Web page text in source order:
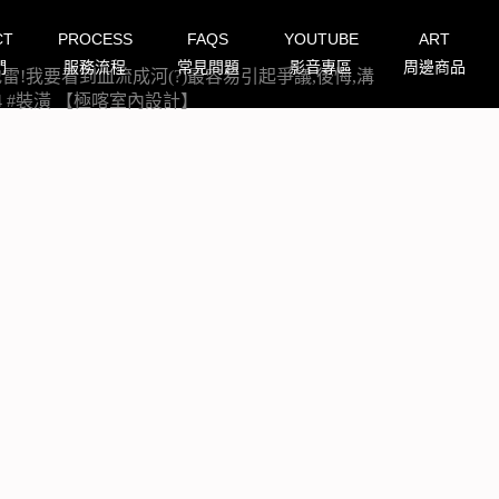
PROCESS
服務流程
FAQS
常見問題
YOUTUBE
影音專區
ART
周邊商品
!我要看到血流成河(?)最容易引起爭議,後悔,溝
裝潢 【極喀室內設計】